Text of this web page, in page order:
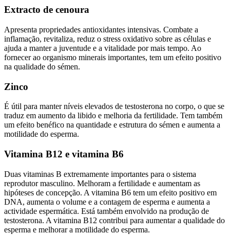
Extracto de cenoura
Apresenta propriedades antioxidantes intensivas. Combate a
inflamação, revitaliza, reduz o stress oxidativo sobre as células e
ajuda a manter a juventude e a vitalidade por mais tempo. Ao
fornecer ao organismo minerais importantes, tem um efeito positivo
na qualidade do sémen.
Zinco
É útil para manter níveis elevados de testosterona no corpo, o que se
traduz em aumento da libido e melhoria da fertilidade. Tem também
um efeito benéfico na quantidade e estrutura do sémen e aumenta a
motilidade do esperma.
Vitamina B12 e vitamina B6
Duas vitaminas B extremamente importantes para o sistema
reprodutor masculino. Melhoram a fertilidade e aumentam as
hipóteses de concepção. A vitamina B6 tem um efeito positivo em
DNA, aumenta o volume e a contagem de esperma e aumenta a
actividade espermática. Está também envolvido na produção de
testosterona. A vitamina B12 contribui para aumentar a qualidade do
esperma e melhorar a motilidade do esperma.